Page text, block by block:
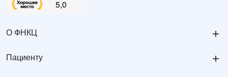
О ФНКЦ +
Пациенту +